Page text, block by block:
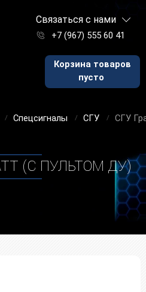
Связаться с нами
+7 (967) 555 60 41
Корзина товаров
пусто
Спецсигналы СГУ СГУ
(С ПУЛЬТОМ ДУ)